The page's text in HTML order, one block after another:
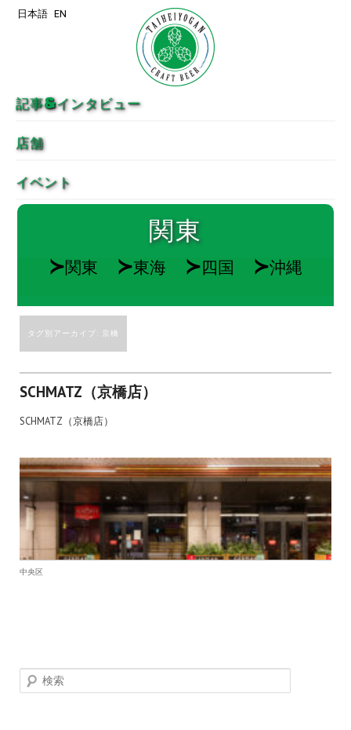
記事&インタビュー
店舗
イベント
日本語 EN
関東
≻関東 ≻東海 ≻四国 ≻沖縄
タグ別アーカイブ: 京橋
SCHMATZ（京橋店）
SCHMATZ（京橋店）
中央区
検索